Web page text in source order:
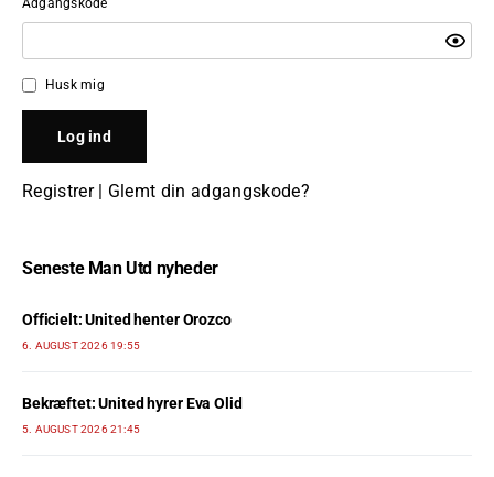
Adgangskode
Husk mig
Registrer| Glemt din adgangskode?
Seneste Man Utd nyheder
Officielt: United henter Orozco
6. AUGUST 2026 19:55
Bekræftet: United hyrer Eva Olid
5. AUGUST 2026 21:45